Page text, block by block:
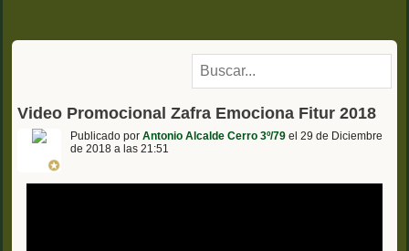
Video Promocional Zafra Emociona Fitur 2018
Publicado por Antonio Alcalde Cerro 3º/79 el 29 de Diciembre
de 2018 a las 21:51